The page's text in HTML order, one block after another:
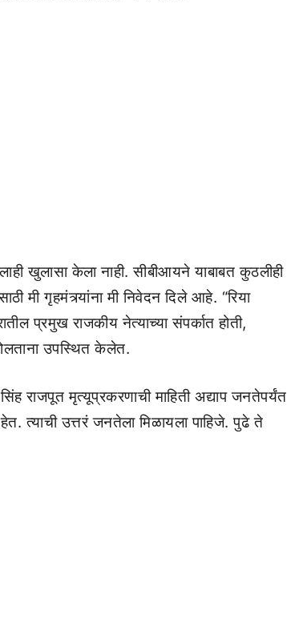
खुलासा केला नाही. सीबीआयने याबाबत कुठलीही
मी गृहमंत्र्यांना मी निवेदन दिले आहे. “रिया
प्रमुख राजकीय नेत्याच्या संपर्कात होती,
उपस्थित केलेत.
राजपूत मृत्यूप्रकरणाची माहिती अद्याप जनतेपर्यंत
त्याची उत्तरं जनतेला मिळायला पाहिजे. पुढे ते